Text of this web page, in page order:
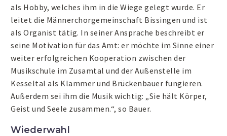
als Hobby, welches ihm in die Wiege gelegt wurde. Er
leitet die Männerchorgemeinschaft Bissingen und ist
als Organist tätig. In seiner Ansprache beschreibt er
seine Motivation für das Amt: er möchte im Sinne einer
weiter erfolgreichen Kooperation zwischen der
Musikschule im Zusamtal und der Außenstelle im
Kesseltal als Klammer und Brückenbauer fungieren.
Außerdem sei ihm die Musik wichtig: „Sie hält Körper,
Geist und Seele zusammen.“, so Bauer.
Wiederwahl